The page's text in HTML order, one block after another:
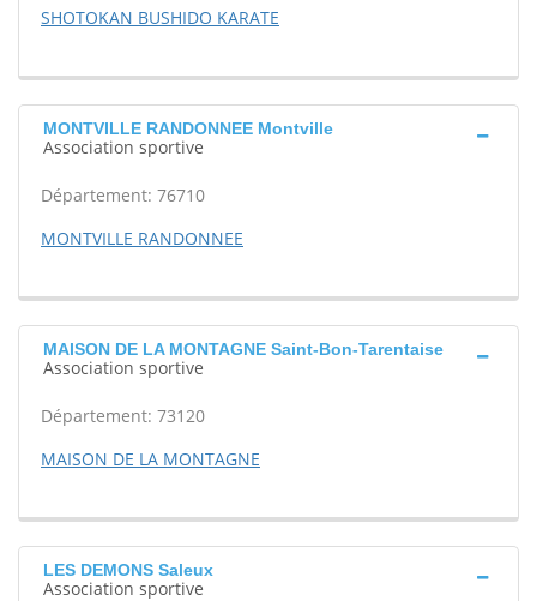
SHOTOKAN BUSHIDO KARATE
MONTVILLE RANDONNEE Montville
Association sportive
Département: 76710
MONTVILLE RANDONNEE
MAISON DE LA MONTAGNE Saint-Bon-Tarentaise
Association sportive
Département: 73120
MAISON DE LA MONTAGNE
LES DEMONS Saleux
Association sportive